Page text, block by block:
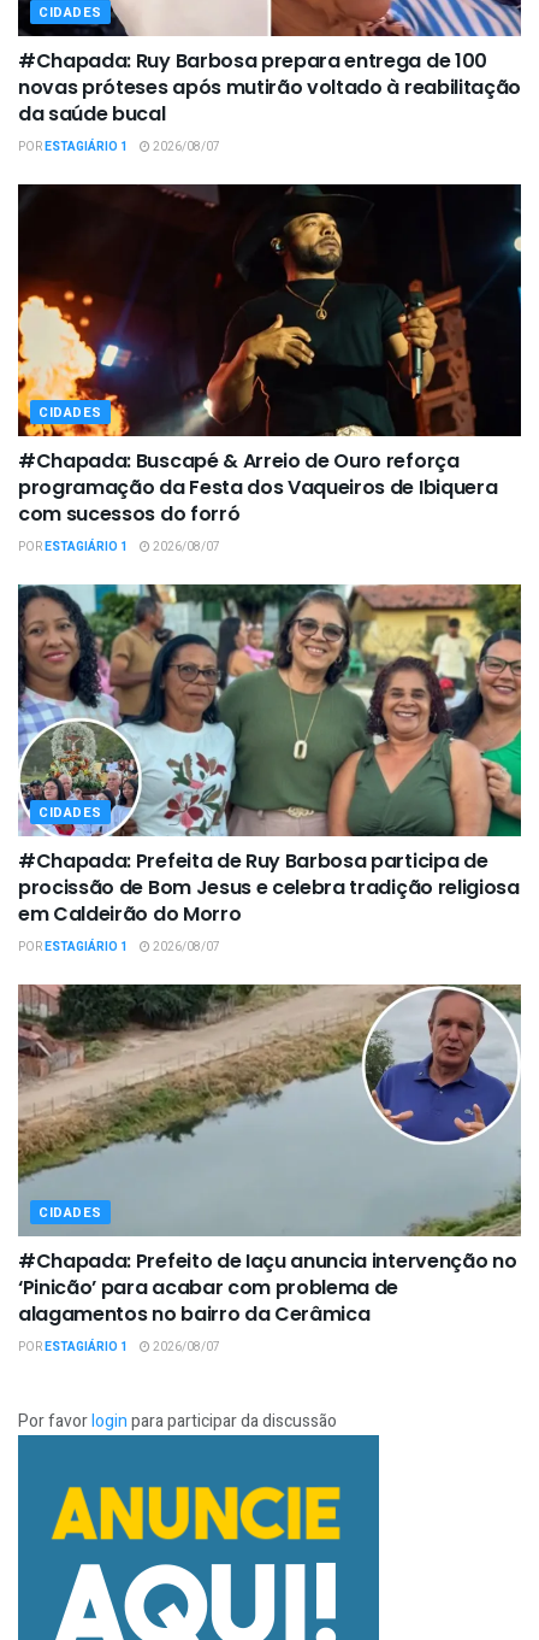
CIDADES
#Chapada: Ruy Barbosa prepara entrega de 100
novas próteses após mutirão voltado à reabilitação
da saúde bucal
PORESTAGIÁRIO 1 2026/08/07
CIDADES
#Chapada: Buscapé & Arreio de Ouro reforça
programação da Festa dos Vaqueiros de Ibiquera
com sucessos do forró
PORESTAGIÁRIO 1 2026/08/07
CIDADES
#Chapada: Prefeita de Ruy Barbosa participa de
procissão de Bom Jesus e celebra tradição religiosa
em Caldeirão do Morro
PORESTAGIÁRIO 1 2026/08/07
CIDADES
#Chapada: Prefeito de Iaçu anuncia intervenção no
‘Pinicão’ para acabar com problema de
alagamentos no bairro da Cerâmica
PORESTAGIÁRIO 1 2026/08/07
Por favorloginpara participar da discussão